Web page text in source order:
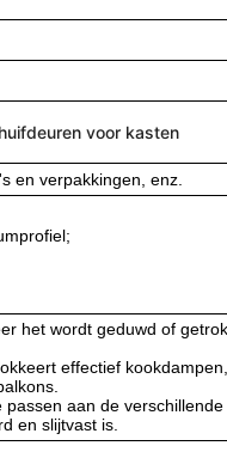
voor kasten
en verpakkingen, enz.
het wordt geduwd of
effectief
aan de
en slijtvast is.